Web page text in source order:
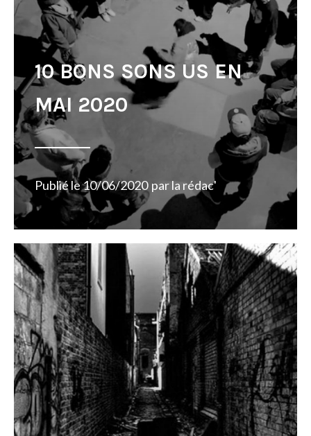
10 BONS SONS US EN
MAI 2020
Publié le10/06/2020 parla rédac'